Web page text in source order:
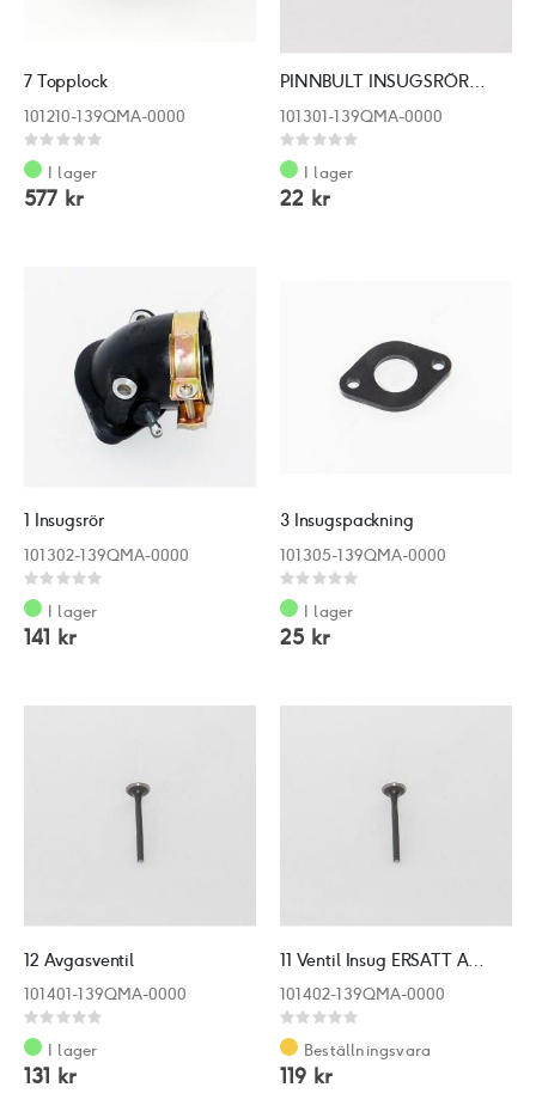
7 Topplock
101210-139QMA-0000
Rating:
0%
I lager
577 kr
PINNBULT INSUGSRÖR M6*63
101301-139QMA-0000
Rating:
0%
I lager
22 kr
1 Insugsrör
101302-139QMA-0000
Rating:
0%
I lager
141 kr
3 Insugspackning
101305-139QMA-0000
Rating:
0%
I lager
25 kr
12 Avgasventil
101401-139QMA-0000
Rating:
0%
I lager
131 kr
11 Ventil Insug ERSATT AV: 3012012
101402-139QMA-0000
Rating:
0%
Beställningsvara
119 kr